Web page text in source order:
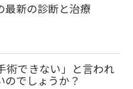
最新の診断と治療
術できない」と言われ
のでしょうか？